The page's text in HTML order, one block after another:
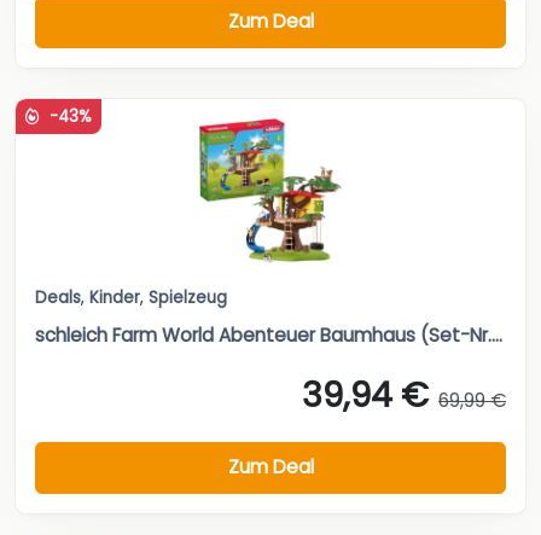
Zum Deal
-43%
Deals, Kinder, Spielzeug
schleich Farm World Abenteuer Baumhaus (Set-Nr....
39,94 € 69,99 €
Zum Deal